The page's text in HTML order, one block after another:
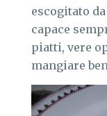
escogitato
capace
piatti, vere
mangiare